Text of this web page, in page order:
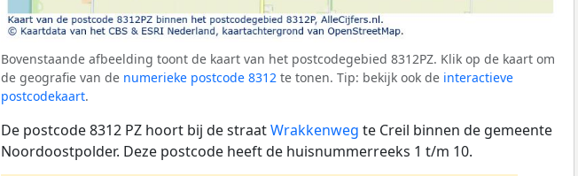
Bovenstaande afbeelding toont de kaart van het postcodegebied 8312PZ. Klik op de kaart om
de geografie van de numerieke postcode 8312 te tonen. Tip: bekijk ook de interactieve
postcodekaart.
De postcode 8312 PZ hoort bij de straatWrakkenweg te Creil binnen de gemeente
Noordoostpolder. Deze postcode heeft de huisnummerreeks 1 t/m 10.